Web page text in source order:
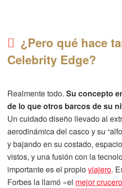
¿Pero qué hace
Celebrity Edge?
Realmente todo. Su concepto
de lo que otros barcos de su
Un cuidado diseño llevado al
aerodinámica del casco y su
y bajando en su costado,
vistos, y una fusión con la
importante es el propioviajero.
Forbes la llamó «el mejor crucero